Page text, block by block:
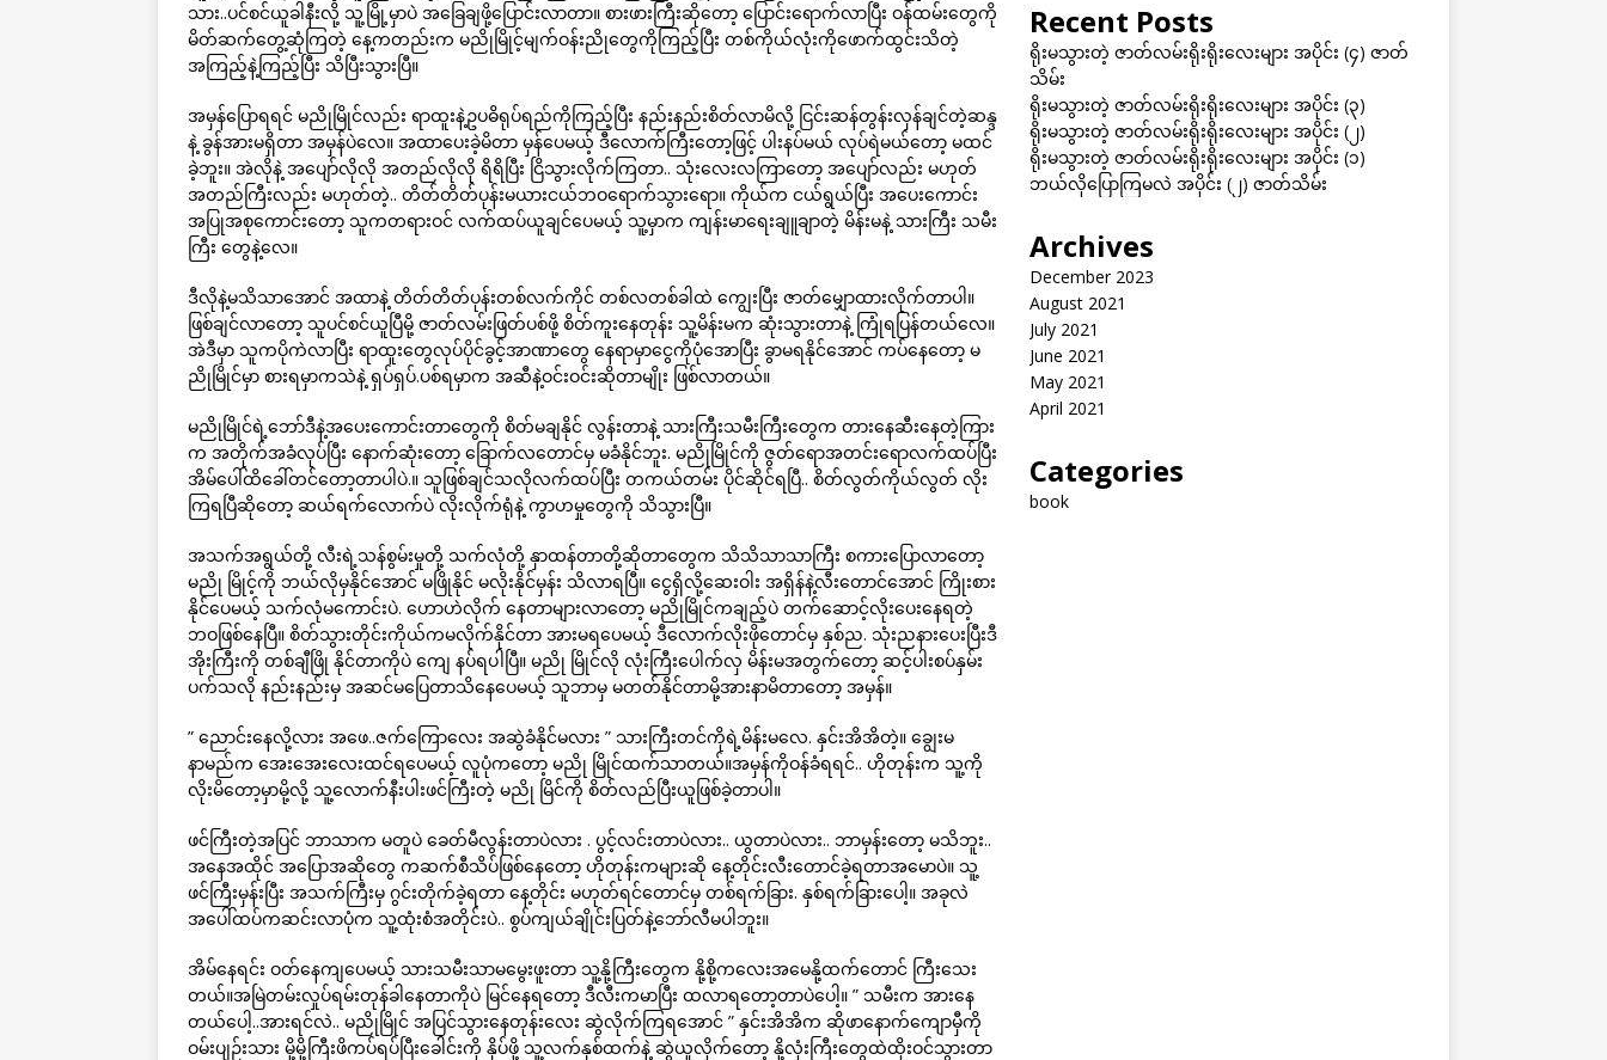
သား..ပင်စင်ယူခါနီးလို့ သူ့မြို့မှာပဲ အခြေချဖို့ပြောင်းလာတာ။ စားဖားကြီးဆိုတော့ ပြောင်းရောက်လာပြီး ဝန်ထမ်းတွေကို
မိတ်ဆက်တွေ့ဆုံကြတဲ့ နေ့ကတည်းက မညိုမြိုင့်မျက်ဝန်းညိုတွေကိုကြည့်ပြီး တစ်ကိုယ်လုံးကိုဖောက်ထွင်းသိတဲ့
အကြည့်နဲ့ကြည့်ပြီး သိပြီးသွားပြီ။
အမှန်ပြောရရင် မညိုမြိုင်လည်း ရာထူးနဲ့ဥပဓိရုပ်ရည်ကိုကြည့်ပြီး နည်းနည်းစိတ်လာမိလို့ ငြင်းဆန်တွန်းလှန်ချင်တဲ့ဆန္ဒ
နဲ့ ခွန်အားမရှိတာ အမှန်ပဲလေ။ အထာပေးခဲ့မိတာ မှန်ပေမယ့် ဒီလောက်ကြီးတော့ဖြင့် ပါးနပ်မယ် လုပ်ရဲမယ်တော့ မထင်
ခဲ့ဘူး။ အဲလိုနဲ့ အပျော်လိုလို အတည်လိုလို ရိရိပြီး ငြိသွားလိုက်ကြတာ.. သုံးလေးလကြာတော့ အပျော်လည်း မဟုတ်
အတည်ကြီးလည်း မဟုတ်တဲ့.. တိတ်တိတ်ပုန်းမယားငယ်ဘဝရောက်သွားရော။ ကိုယ်က ငယ်ရွယ်ပြီး အပေးကောင်း
အပြုအစုကောင်းတော့ သူကတရားဝင် လက်ထပ်ယူချင်ပေမယ့် သူ့မှာက ကျန်းမာရေးချူချာတဲ့ မိန်းမနဲ့ သားကြီး သမီး
ကြီး တွေနဲ့လေ။
ဒီလိုနဲ့မသိသာအောင် အထာနဲ့ တိတ်တိတ်ပုန်းတစ်လက်ကိုင် တစ်လတစ်ခါထဲ ကျွေးပြီး ဇာတ်မျှောထားလိုက်တာပါ။
ဖြစ်ချင်လာတော့ သူပင်စင်ယူပြီမို့ ဇာတ်လမ်းဖြတ်ပစ်ဖို့ စိတ်ကူးနေတုန်း သူ့မိန်းမက ဆုံးသွားတာနဲ့ ကြုံရပြန်တယ်လေ။
အဲဒီမှာ သူကပိုကဲလာပြီး ရာထူးတွေလုပ်ပိုင်ခွင့်အာဏာတွေ နေရာမှာငွေကိုပုံအောပြီး ခွာမရနိုင်အောင် ကပ်နေတော့ မ
ညိုမြိုင်မှာ စားရမှာကသဲနဲ့ ရှပ်ရှပ်.ပစ်ရမှာက အဆီနဲ့ဝင်းဝင်းဆိုတာမျိုး ဖြစ်လာတယ်။
မညိုမြိုင်ရဲ့ဘော်ဒီနဲ့အပေးကောင်းတာတွေကို စိတ်မချနိုင် လွန်းတာနဲ့ သားကြီးသမီးကြီးတွေက တားနေဆီးနေတဲ့ကြား
က အတိုက်အခံလုပ်ပြီး နောက်ဆုံးတော့ ခြောက်လတောင်မှ မခံနိုင်ဘူး. မညိုမြိုင်ကို ဇွတ်ရောအတင်းရောလက်ထပ်ပြီး
အိမ်ပေါ်ထိခေါ်တင်တော့တာပါပဲ.။ သူဖြစ်ချင်သလိုလက်ထပ်ပြီး တကယ်တမ်း ပိုင်ဆိုင်ရပြီ.. စိတ်လွတ်ကိုယ်လွတ် လိုး
ကြရပြီဆိုတော့ ဆယ်ရက်လောက်ပဲ လိုးလိုက်ရုံနဲ့ ကွာဟမှုတွေကို သိသွားပြီ။
အသက်အရွယ်တို့ လီးရဲ့သန်စွမ်းမှုတို့ သက်လုံတို့ နှာထန်တာတို့ဆိုတာတွေက သိသိသာသာကြီး စကားပြောလာတော့
မညို မြိုင့်ကို ဘယ်လိုမှနိုင်အောင် မဖြိုနိုင် မလိုးနိုင်မှန်း သိလာရပြီ။ ငွေရှိလို့ဆေးဝါး အရှိန်နဲ့လီးတောင်အောင် ကြိုးစား
နိုင်ပေမယ့် သက်လုံမကောင်းပဲ. ဟောဟဲလိုက် နေတာများလာတော့ မညိုမြိုင်ကချည့်ပဲ တက်ဆောင့်လိုးပေးနေရတဲ့
ဘဝဖြစ်နေပြီ။ စိတ်သွားတိုင်းကိုယ်ကမလိုက်နိုင်တာ အားမရပေမယ့် ဒီလောက်လိုးဖိုတောင်မှ နှစ်ည. သုံးညနားပေးပြီးဒီ
အိုးကြီးကို တစ်ချီဖြို နိုင်တာကိုပဲ ကျေ နပ်ရပါပြီ။ မညို မြိုင်လို လုံးကြီးပေါက်လှ မိန်းမအတွက်တော့ ဆင့်ပါးစပ်နှမ်း
ပက်သလို နည်းနည်းမှ အဆင်မပြေတာသိနေပေမယ့် သူဘာမှ မတတ်နိုင်တာမို့အားနာမိတာတော့ အမှန်။
” ညောင်းနေလို့လား အဖေ..ဇက်ကြောလေး အဆွဲခံနိုင်မလား ” သားကြီးတင်ကိုရဲ့မိန်းမလေ. နှင်းအိအိတဲ့။ ချွေးမ
နာမည်က အေးအေးလေးထင်ရပေမယ့် လူပုံကတော့ မညို မြိုင်ထက်သာတယ်။အမှန်ကိုဝန်ခံရရင်.. ဟိုတုန်းက သူ့ကို
လိုးမိတော့မှာမို့လို့ သူ့လောက်နီးပါးဖင်ကြီးတဲ့ မညို မြိင်ကို စိတ်လည်ပြီးယူဖြစ်ခဲ့တာပါ။
ဖင်ကြီးတဲ့အပြင် ဘာသာက မတူပဲ ခေတ်မီလွန်းတာပဲလား . ပွင့်လင်းတာပဲလား.. ယွတာပဲလား.. ဘာမှန်းတော့ မသိဘူး..
အနေအထိုင် အပြောအဆိုတွေ ကဆက်စီသိပ်ဖြစ်နေတော့ ဟိုတုန်းကများဆို နေ့တိုင်းလီးတောင်ခဲ့ရတာအမောပဲ။ သူ့
ဖင်ကြီးမှန်းပြီး အသက်ကြီးမှ ဂွင်းတိုက်ခဲ့ရတာ နေ့တိုင်း မဟုတ်ရင်တောင်မှ တစ်ရက်ခြား. နှစ်ရက်ခြားပေါ့။ အခုလဲ
အပေါ်ထပ်ကဆင်းလာပုံက သူ့ထုံးစံအတိုင်းပဲ.. စွပ်ကျယ်ချိုင်းပြတ်နဲ့ဘော်လီမပါဘူး။
အိမ်နေရင်း ဝတ်နေကျပေမယ့် သားသမီးသာမမွေးဖူးတာ သူ့နို့ကြီးတွေက နို့စို့ကလေးအမေနို့ထက်တောင် ကြီးသေး
တယ်။အမြဲတမ်းလှုပ်ရမ်းတုန်ခါနေတာကိုပဲ မြင်နေရတော့ ဒီလီးကမာပြီး ထလာရတော့တာပဲပေါ့။ ” သမီးက အားနေ
တယ်ပေါ့..အားရင်လဲ.. မညိုမြိုင် အပြင်သွားနေတုန်းလေး ဆွဲလိုက်ကြရအောင် ” နှင်းအိအိက ဆိုဖာနောက်ကျောမှီကို
ဝမ်းပျဉ်းသား မို့မို့ကြီးဖိကပ်ရပ်ပြီးခေါင်းကို နှိပ်ဖို့ သူ့လက်နှစ်ထက်နဲ့ ဆွဲယူလိုက်တော့ နို့လုံးကြီးတွေထဲထိုးဝင်သွားတာ
Recent Posts
ရိုးမသွားတဲ့ ဇာတ်လမ်းရိုးရိုးလေးများ အပိုင်း (၄) ဇာတ်
သိမ်း
ရိုးမသွားတဲ့ ဇာတ်လမ်းရိုးရိုးလေးများ အပိုင်း (၃)
ရိုးမသွားတဲ့ ဇာတ်လမ်းရိုးရိုးလေးများ အပိုင်း (၂)
ရိုးမသွားတဲ့ ဇာတ်လမ်းရိုးရိုးလေးများ အပိုင်း (၁)
ဘယ်လိုပြောကြမလဲ အပိုင်း (၂) ဇာတ်သိမ်း
Archives
December 2023
August 2021
July 2021
June 2021
May 2021
April 2021
Categories
book